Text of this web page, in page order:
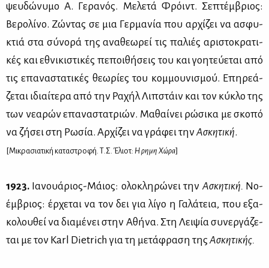
ψευ­δώ­νυ­μο Α. Γε­ρα­νός. Με­λε­τά Φρόιντ. Σε­πτέμ­βριος:
Βε­ρο­λί­νο. Ζώ­ντας σε μια Γερ­μα­νία που αρ­χί­ζει να ασφυ­
κτιά στα σύ­νο­ρά της ανα­θε­ω­ρεί τις πα­λιές αρι­στο­κρα­τι­
κές και εθνι­κι­στι­κές πε­ποι­θή­σεις του και γοη­τεύ­ε­ται από
τις επα­να­στα­τι­κές θε­ω­ρί­ες του κομ­μου­νι­σμού. Επη­ρε­ά­
ζε­ται ιδιαί­τε­ρα από την Ρα­χήλ Λιπ­στάιν και τον κύ­κλο της
των νε­α­ρών επα­να­στα­τριών. Μα­θαί­νει ρώ­σι­κα με σκο­πό
να ζή­σει στη Ρω­σία. Αρ­χί­ζει να γρά­φει την Ασκη­τι­κή.
[Μι­κρα­σια­τι­κή κα­τα­στρο­φή. Τ.Σ. Έλιοτ: Η Ἐρη­μη Χώ­ρα]
1923. Ια­νουά­ριος-Μάιος: ολο­κλη­ρώ­νει την Ασκη­τι­κή. Νο­
έμ­βριος: έρ­χε­ται να τον δει για λί­γο η Γα­λά­τεια, που εξα­
κο­λου­θεί να δια­μέ­νει στην Αθή­να. Στη Λει­ψία συ­νερ­γά­ζε­
ται με τον Karl Dietrich για τη με­τά­φρα­ση της Ασκη­τι­κής.